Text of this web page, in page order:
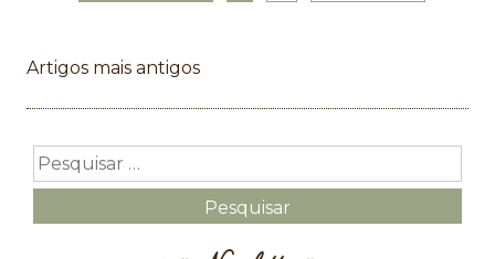
Navegação
de
artigos
Artigos mais antigos